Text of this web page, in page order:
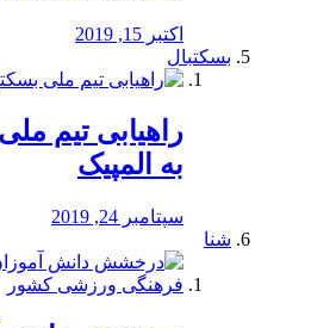
اکتبر 15, 2019
بسکتبال
راهیابی تیم
به المپیک
سپتامبر 24, 2019
شنا